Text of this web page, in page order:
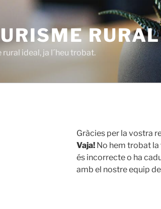
RURAL
ideal, ja l´heu trobat.
Gràcies per la vostra
Vaja!No hem trobat la
és incorrecte o ha
amb el nostre equip